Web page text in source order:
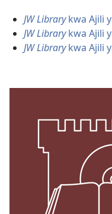
JW Librarykwa Ajili
JW Librarykwa Ajili
JW Librarykwa Ajili